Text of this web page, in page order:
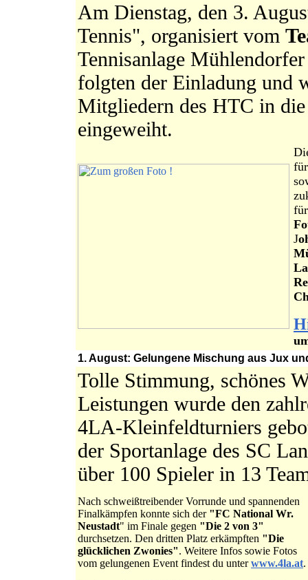
Am Dienstag, den 3.
Tennis", organisiert vom
Tennisanlage
folgten der Einladung und
Mitgliedern des HTC in
eingeweiht.
J
1. August: Gelungene Mischung aus Jux
Tolle Stimmung, schönes
Leistungen wurde den
4LA-Kleinfeldturniers
der Sportanlage des SC
über 100 Spieler in 13
Nach schweißtreibender Vorrunde und spannenden
Finalkämpfen konnte sich der "FC National Wr.
Neustadt" im Finale gegen "Die 2 von 3"
durchsetzen. Den dritten Platz erkämpften "Die
glücklichen Zwonies". Weitere Infos sowie Fotos
vom gelungenen Event findest du unterwww.4la.at.